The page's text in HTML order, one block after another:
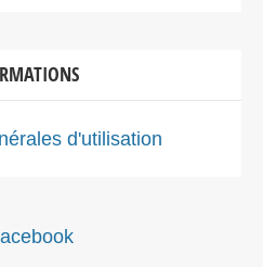
d'utilisation